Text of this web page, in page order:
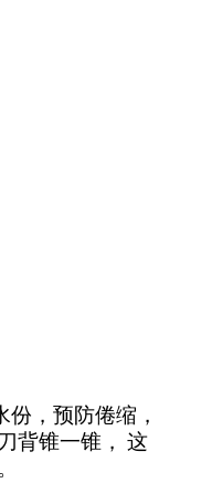
，预防倦缩，
背锥一锥， 这